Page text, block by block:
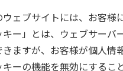
ェブサイトには、お客様
キー」とは、ウェブサー
きますが、お客様が個人
キーの機能を無効にするこ